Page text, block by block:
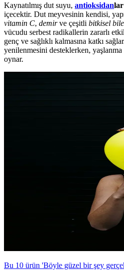
Kaynatılmış dut suyu, antioksidanlar
içecektir. Dut meyvesinin kendisi,
vitamin C, demirve çeşitli bitkisel
vücudu serbest radikallerin zararlı
genç ve sağlıklı kalmasına katkı
yenilenmesini desteklerken,
oynar.
Bu 10 ürün 'Böyle güzel bir şey